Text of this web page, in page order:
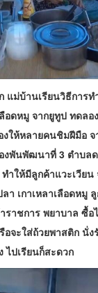
ม่บ้านเรียนวิธีการ
อดหมู จากยูทูป ทดล
ให้หลายคนชิมฝีมือ
งพันพัฒนาที่ 3 ตำบล
ทำให้มีลูกค้าแวะเวีย
า เกาเหลาเลือดหมู
ราชการ พยาบาล ซื้
จะใส่ถ้วยพาสติก นั่
ไปเรียนก็สะดวก